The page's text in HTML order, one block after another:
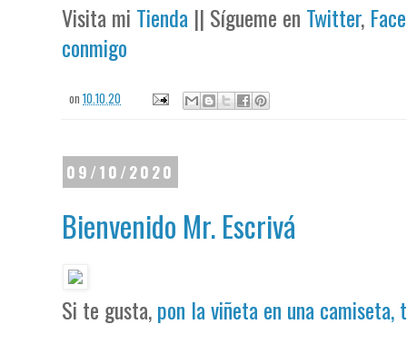
Visita mi Tienda || Sígueme en Twitter,
conmigo
on10.10.20
09/10/2020
Bienvenido Mr. Escrivá
Si te gusta,pon la viñeta en una camiseta,